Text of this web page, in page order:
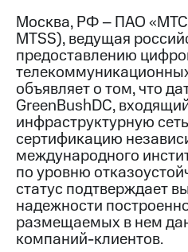
Контакты
Медиа-центр
Пресс-
релизы
МТС
о технологиях
Достижения
Интервью
Финансовая
отчетность
Москва, РФ – ПАО
MTSS), ведущая
предоставлению
объявляет о том, что
GreenBushDC,
инфраструктурную
сертификацию
международного
по уровню
статус подтверждает
надежности
размещаемых в нем
компаний-клиентов.